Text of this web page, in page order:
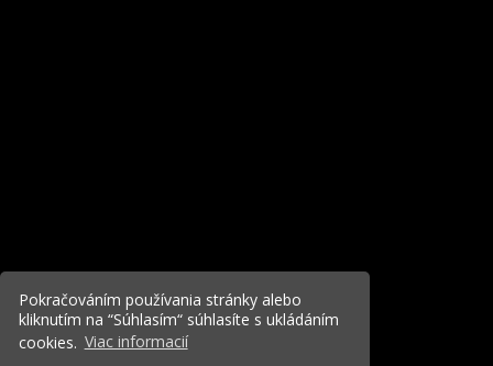
Pokračováním používania stránky alebo
kliknutím na “Súhlasím“ súhlasíte s ukládáním
cookies. Viac informacií